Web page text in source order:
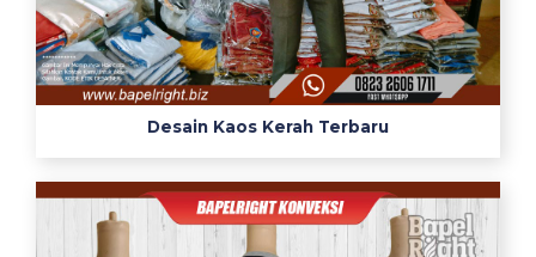
Desain Kaos Kerah Terbaru